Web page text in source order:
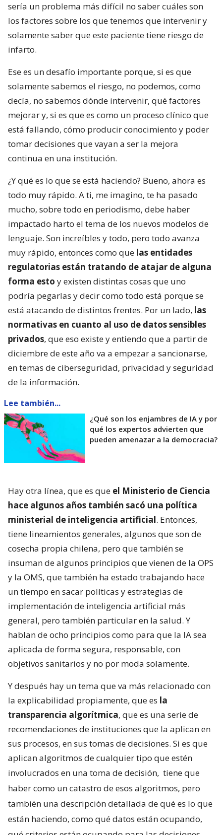
sería un problema más difícil no saber cuáles son
los factores sobre los que tenemos que intervenir y
solamente saber que este paciente tiene riesgo de
infarto.
Ese es un desafío importante porque, si es que
solamente sabemos el riesgo, no podemos, como
decía, no sabemos dónde intervenir, qué factores
mejorar y, si es que es como un proceso clínico que
está fallando, cómo producir conocimiento y poder
tomar decisiones que vayan a ser la mejora
continua en una institución.
¿Y qué es lo que se está haciendo? Bueno, ahora es
todo muy rápido. A ti, me imagino, te ha pasado
mucho, sobre todo en periodismo, debe haber
impactado harto el tema de los nuevos modelos de
lenguaje. Son increíbles y todo, pero todo avanza
muy rápido, entonces como que las entidades
regulatorias están tratando de atajar de alguna
forma esto y existen distintas cosas que uno
podría pegarlas y decir como todo está porque se
está atacando de distintos frentes. Por un lado, las
normativas en cuanto al uso de datos sensibles
privados, que eso existe y entiendo que a partir de
diciembre de este año va a empezar a sancionarse,
en temas de ciberseguridad, privacidad y seguridad
de la información.
Lee también...
¿Qué son los enjambres de IA y por
qué los expertos advierten que
pueden amenazar a la democracia?
Hay otra línea, que es que el Ministerio de Ciencia
hace algunos años también sacó una política
ministerial de inteligencia artificial. Entonces,
tiene lineamientos generales, algunos que son de
cosecha propia chilena, pero que también se
insuman de algunos principios que vienen de la OPS
y la OMS, que también ha estado trabajando hace
un tiempo en sacar políticas y estrategias de
implementación de inteligencia artificial más
general, pero también particular en la salud. Y
hablan de ocho principios como para que la IA sea
aplicada de forma segura, responsable, con
objetivos sanitarios y no por moda solamente.
Y después hay un tema que va más relacionado con
la explicabilidad propiamente, que es la
transparencia algorítmica, que es una serie de
recomendaciones de instituciones que la aplican en
sus procesos, en sus tomas de decisiones. Si es que
aplican algoritmos de cualquier tipo que estén
involucrados en una toma de decisión, tiene que
haber como un catastro de esos algoritmos, pero
también una descripción detallada de qué es lo que
están haciendo, como qué datos están ocupando,